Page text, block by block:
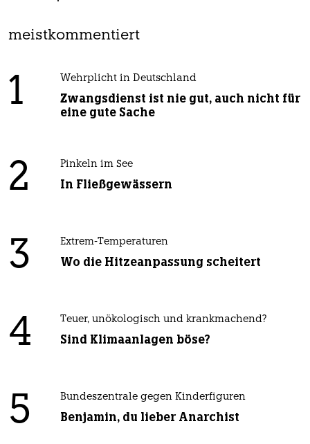
meistkommentiert
1 Wehrplicht in Deutschland
Zwangsdienst ist nie gut, auch nicht für
eine gute Sache
2 Pinkeln im See
In Fließgewässern
3 Extrem-Temperaturen
Wo die Hitzeanpassung scheitert
4 Teuer, unökologisch und krankmachend?
Sind Klimaanlagen böse?
5 Bundeszentrale gegen Kinderfiguren
Benjamin, du lieber Anarchist